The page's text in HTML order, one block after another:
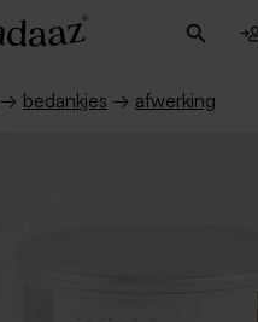
→ bedankjes → afwerking